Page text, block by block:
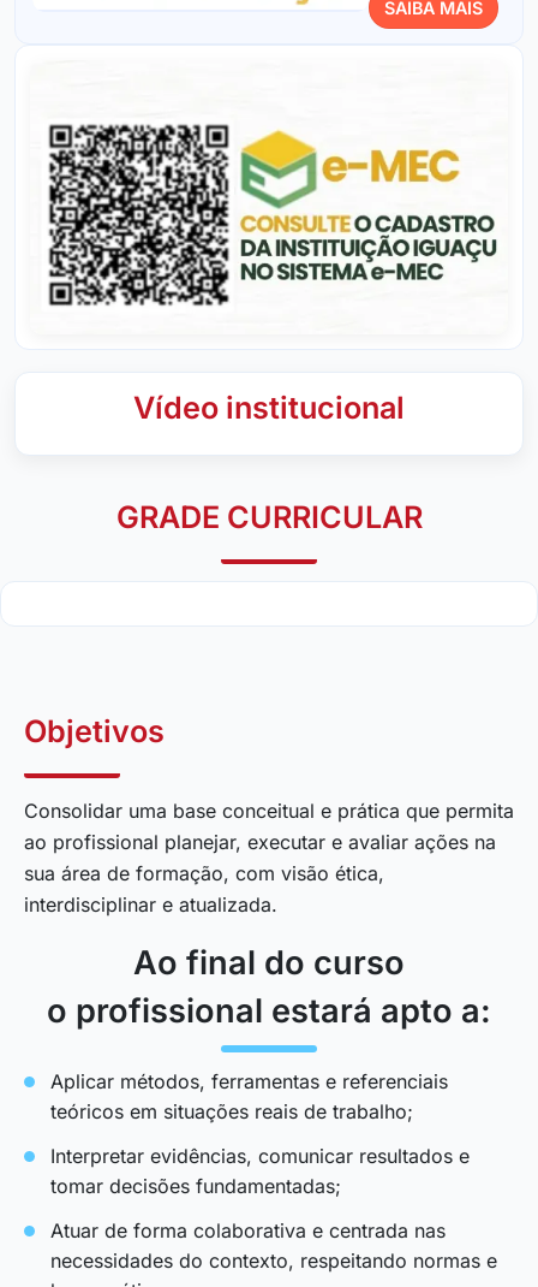
SAIBA MAIS
Vídeo institucional
GRADE CURRICULAR
Objetivos
Consolidar uma base conceitual e prática que permita
ao profissional planejar, executar e avaliar ações na
sua área de formação, com visão ética,
interdisciplinar e atualizada.
Ao final do curso
o profissional estará apto a:
Aplicar métodos, ferramentas e referenciais
teóricos em situações reais de trabalho;
Interpretar evidências, comunicar resultados e
tomar decisões fundamentadas;
Atuar de forma colaborativa e centrada nas
necessidades do contexto, respeitando normas e